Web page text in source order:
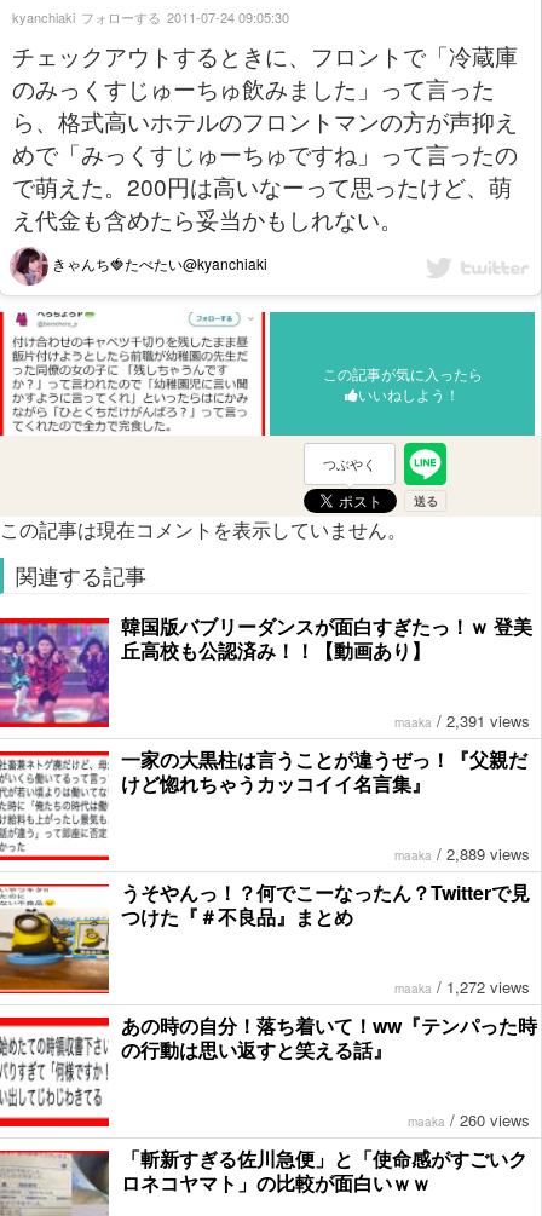
チェックアウトするときに、フロントで「冷蔵庫
のみっくすじゅーちゅ飲みました」って言った
ら、格式高いホテルのフロントマンの方が声抑え
めで「みっくすじゅーちゅですね」って言ったの
で萌えた。200円は高いなーって思ったけど、萌
え代金も含めたら妥当かもしれない。
きゃんち🍓たべたい@kyanchiaki
kyanchiaki フォローする 2011-07-24 09:05:30
この記事が気に入ったら
いいねしよう！
つぶやく
この記事は現在コメントを表示していません。
関連する記事
韓国版バブリーダンスが面白すぎたっ！ｗ 登美
丘高校も公認済み！！【動画あり】
maaka / 2,391 views
一家の大黒柱は言うことが違うぜっ！『父親だ
けど惚れちゃうカッコイイ名言集』
maaka / 2,889 views
うそやんっ！？何でこーなったん？Twitterで見
つけた『＃不良品』まとめ
maaka / 1,272 views
あの時の自分！落ち着いて！ww『テンパった時
の行動は思い返すと笑える話』
maaka / 260 views
「斬新すぎる佐川急便」と「使命感がすごいク
ロネコヤマト」の比較が面白いｗｗ